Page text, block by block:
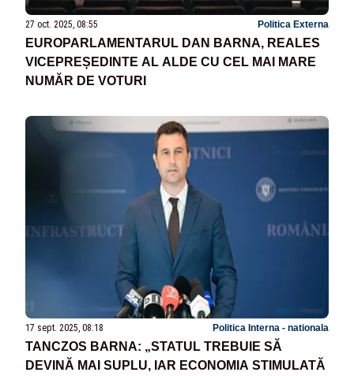
27 oct. 2025, 08:55 Politica Externa
EUROPARLAMENTARUL DAN BARNA, REALES
VICEPREȘEDINTE AL ALDE CU CEL MAI MARE
NUMĂR DE VOTURI
17 sept. 2025, 08:18 Politica Interna - nationala
TANCZOS BARNA: „STATUL TREBUIE SĂ
DEVINĂ MAI SUPLU, IAR ECONOMIA STIMULATĂ